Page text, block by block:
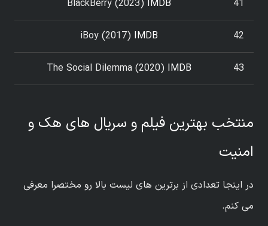
41
BlackBerry (2023) IMDB
42
iBoy (2017) IMDB
43
The Social Dilemma (2020) IMDB
منتخب بهترین فیلم و سریال های هک و
امنیت
در اینجا تعدادی از برترین های لیست بالا رو مختصرا معرفی
می کنم.